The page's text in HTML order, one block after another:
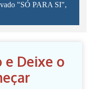
"SÓ PARA SI",
e Deixe o